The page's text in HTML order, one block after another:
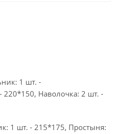
1 шт. -
Наволочка: 2 шт. -
1 шт. - 215*175, Простыня: